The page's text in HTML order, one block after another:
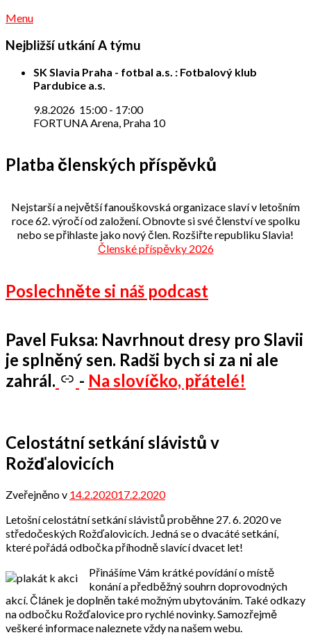
Menu
Nejbližší utkání A týmu
SK Slavia Praha - fotbal a.s. : Fotbalový klub
Pardubice a.s.
9.8.2026 15:00- 17:00
FORTUNA Arena, Praha 10
Platba členských příspěvků
Nejstarší a největší fanouškovská organizace slaví v letošním
roce 62. výročí od založení. Obnovte si své členství ve spolku
nebo se přihlaste jako nový člen. Rozšiřte republiku Slavia!
Členské příspěvky 2026
Poslechněte si náš podcast
Pavel Fuksa: Navrhnout dresy pro Slavii
je splněný sen. Radši bych si za ni ale
zahrál.
- Na slovíčko, přátelé!
Celostátní setkání slávistů v
Rožďalovicích
Zveřejněno v 14.2.202017.2.2020od
přátel
Letošní celostátní setkání slávistů proběhne 27. 6. 2020 ve
středočeských Rožďalovicích. Jedná se o dvacáté setkání,
které pořádá odbočka příhodně slavící dvacet let!
Přinášíme Vám krátké povídání o místě
konání a předběžný souhrn doprovodných
akcí. Článek je doplněn také možným ubytováním. Také odkazy
na odbočku Rožďalovice pro rychlé novinky. Samozřejmě
veškeré informace naleznete vždy na našem webu.